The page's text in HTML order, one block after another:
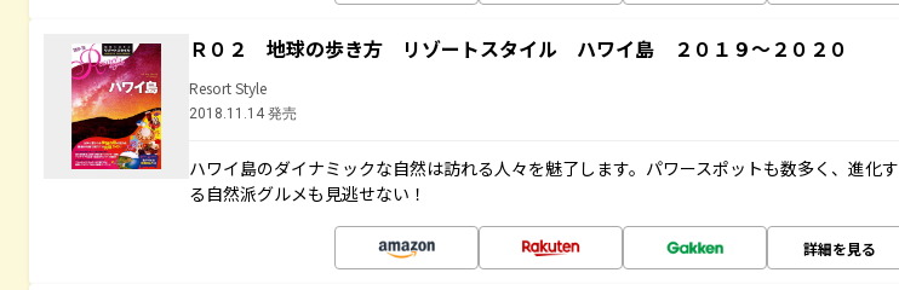
Ｒ０２ 地球の歩き方 リゾートスタイル ハワイ島 ２０１９～２０２０
Resort Style
2018.11.14 発売
ハワイ島のダイナミックな自然は訪れる人々を魅了します。パワースポットも数多く、進化す
る自然派グルメも見逃せない！
詳細を見る